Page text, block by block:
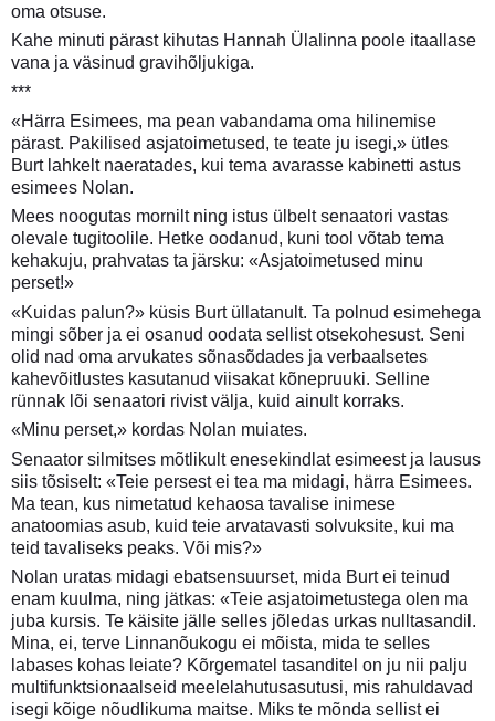
oma otsuse.
Kahe minuti pärast kihutas Hannah Ülalinna poole itaallase
vana ja väsinud gravihõljukiga.
***
«Härra Esimees, ma pean vabandama oma hilinemise
pärast. Pakilised asjatoimetused, te teate ju isegi,» ütles
Burt lahkelt naeratades, kui tema avarasse kabinetti astus
esimees Nolan.
Mees noogutas mornilt ning istus ülbelt senaatori vastas
olevale tugitoolile. Hetke oodanud, kuni tool võtab tema
kehakuju, prahvatas ta järsku: «Asjatoimetused minu
perset!»
«Kuidas palun?» küsis Burt üllatanult. Ta polnud esimehega
mingi sõber ja ei osanud oodata sellist otsekohesust. Seni
olid nad oma arvukates sõnasõdades ja verbaalsetes
kahevõitlustes kasutanud viisakat kõnepruuki. Selline
rünnak lõi senaatori rivist välja, kuid ainult korraks.
«Minu perset,» kordas Nolan muiates.
Senaator silmitses mõtlikult enesekindlat esimeest ja lausus
siis tõsiselt: «Teie persest ei tea ma midagi, härra Esimees.
Ma tean, kus nimetatud kehaosa tavalise inimese
anatoomias asub, kuid teie arvatavasti solvuksite, kui ma
teid tavaliseks peaks. Või mis?»
Nolan uratas midagi ebatsensuurset, mida Burt ei teinud
enam kuulma, ning jätkas: «Teie asjatoimetustega olen ma
juba kursis. Te käisite jälle selles jõledas urkas nulltasandil.
Mina, ei, terve Linnanõukogu ei mõista, mida te selles
labases kohas leiate? Kõrgematel tasanditel on ju nii palju
multifunktsionaalseid meelelahutusasutusi, mis rahuldavad
isegi kõige nõudlikuma maitse. Miks te mõnda sellist ei